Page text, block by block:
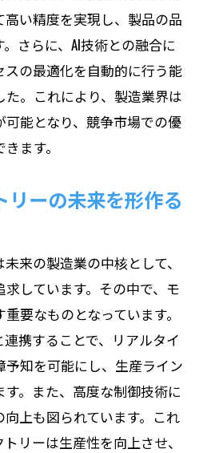
い精度を実現し、製品の品
さらに、AI技術との融合に
の最適化を自動的に行う能
。これにより、製造業界は
能となり、競争市場での優
ます。
リーの未来を形作る
来の製造業の中核として、
しています。その中で、モ
要なものとなっています。
連携することで、リアルタイ
知を可能にし、生産ライン
。また、高度な制御技術に
上も図られています。これ
リーは生産性を向上させ、